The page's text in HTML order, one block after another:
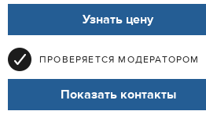
Узнать цену
ПРОВЕРЯЕТСЯ МОДЕРАТОРОМ
Показать контакты